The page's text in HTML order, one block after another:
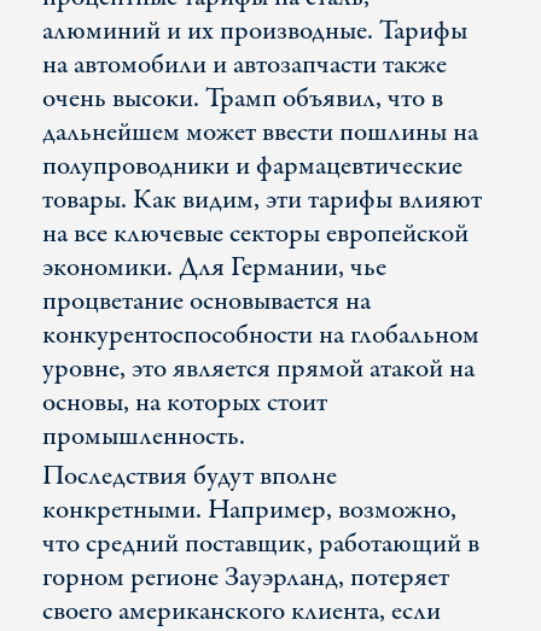
алюминий и их производные. Тарифы
на автомобили и автозапчасти также
очень высоки. Трамп объявил, что в
дальнейшем может ввести пошлины на
полупроводники и фармацевтические
товары. Как видим, эти тарифы влияют
на все ключевые секторы европейской
экономики. Для Германии, чье
процветание основывается на
конкурентоспособности на глобальном
уровне, это является прямой атакой на
основы, на которых стоит
промышленность.
Последствия будут вполне
конкретными. Например, возможно,
что средний поставщик, работающий в
горном регионе Зауэрланд, потеряет
своего американского клиента, если